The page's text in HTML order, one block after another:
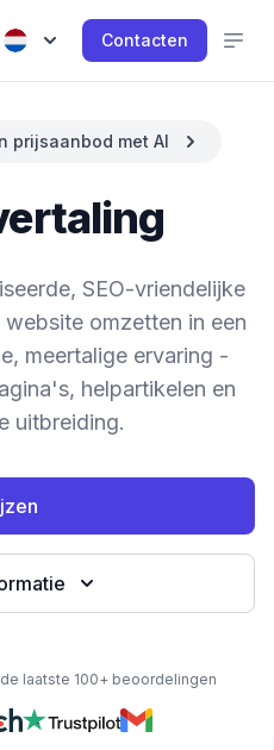
Contacten
prijsaanbod met AI
SEO-vriendelijke
omzetten in een
meertalige ervaring -
helpartikelen en
uitbreiding.
laatste 100+ beoordelingen